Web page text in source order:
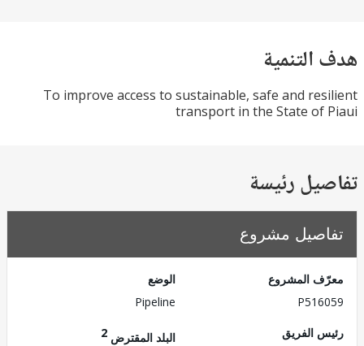
To improve access to sustainable, safe and
transport in the State
رئيسة
مشروع
المشروع
الفريق
البلد المقترض